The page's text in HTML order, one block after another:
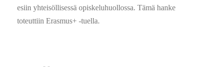
esiin yhteisöllisessä opiskeluhuollossa. Tämä hanke
toteuttiin Erasmus+ -tuella.